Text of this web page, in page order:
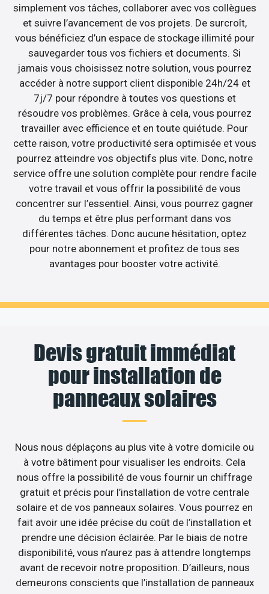
simplement vos tâches, collaborer avec vos collègues
et suivre l’avancement de vos projets. De surcroît,
vous bénéficiez d’un espace de stockage illimité pour
sauvegarder tous vos fichiers et documents. Si
jamais vous choisissez notre solution, vous pourrez
accéder à notre support client disponible 24h/24 et
7j/7 pour répondre à toutes vos questions et
résoudre vos problèmes. Grâce à cela, vous pourrez
travailler avec efficience et en toute quiétude. Pour
cette raison, votre productivité sera optimisée et vous
pourrez atteindre vos objectifs plus vite. Donc, notre
service offre une solution complète pour rendre facile
votre travail et vous offrir la possibilité de vous
concentrer sur l’essentiel. Ainsi, vous pourrez gagner
du temps et être plus performant dans vos
différentes tâches. Donc aucune hésitation, optez
pour notre abonnement et profitez de tous ses
avantages pour booster votre activité.
Devis gratuit immédiat
pour installation de
panneaux solaires
Nous nous déplaçons au plus vite à votre domicile ou
à votre bâtiment pour visualiser les endroits. Cela
nous offre la possibilité de vous fournir un chiffrage
gratuit et précis pour l’installation de votre centrale
solaire et de vos panneaux solaires. Vous pourrez en
fait avoir une idée précise du coût de l’installation et
prendre une décision éclairée. Par le biais de notre
disponibilité, vous n’aurez pas à attendre longtemps
avant de recevoir notre proposition. D’ailleurs, nous
demeurons conscients que l’installation de panneaux